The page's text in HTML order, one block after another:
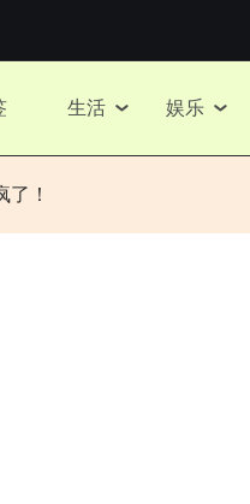
生活 娱乐
！